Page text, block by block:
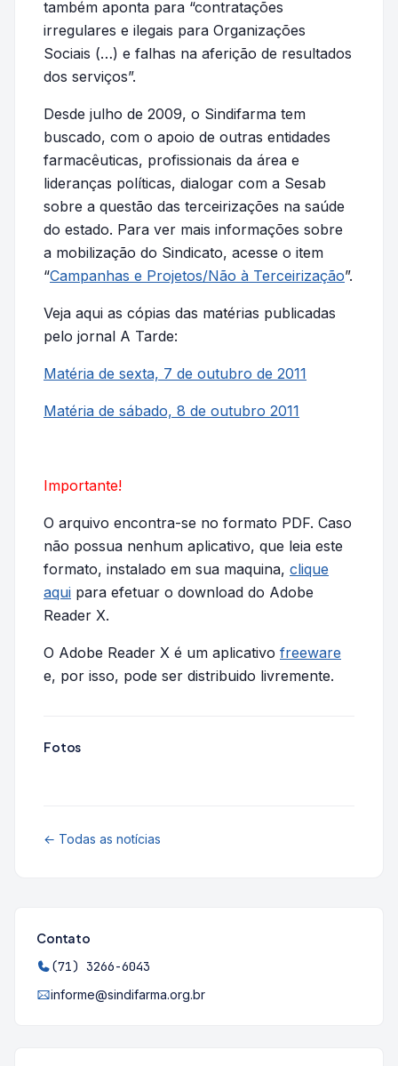
também aponta para “contratações
irregulares e ilegais para Organizações
Sociais (…) e falhas na aferição de resultados
dos serviços”.
Desde julho de 2009, o Sindifarma tem
buscado, com o apoio de outras entidades
farmacêuticas, profissionais da área e
lideranças políticas, dialogar com a Sesab
sobre a questão das terceirizações na saúde
do estado. Para ver mais informações sobre
a mobilização do Sindicato, acesse o item
“Campanhas e Projetos/Não à Terceirização”.
Veja aqui as cópias das matérias publicadas
pelo jornal A Tarde:
Matéria de sexta, 7 de outubro de 2011
Matéria de sábado, 8 de outubro 2011
Importante!
O arquivo encontra-se no formato PDF. Caso
não possua nenhum aplicativo, que leia este
formato, instalado em sua maquina, clique
aqui para efetuar o download do Adobe
Reader X.
O Adobe Reader X é um aplicativo freeware
e, por isso, pode ser distribuido livremente.
Fotos
← Todas as notícias
Contato
(71) 3266-6043
informe@sindifarma.org.br